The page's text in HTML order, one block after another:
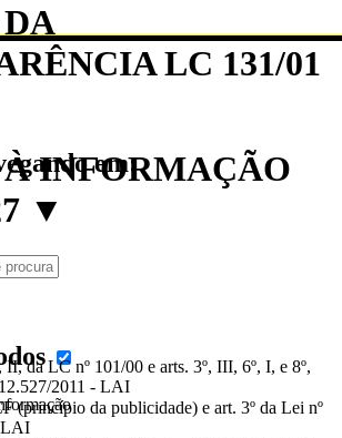
LC 131/01
À INFORMAÇÃO
▼
em:
da LC nº 101/00 e arts. 3º, III, 6º, I, e 8º,
2011 - LAI
(princípio da publicidade) e art. 3º da Lei nº
LAI